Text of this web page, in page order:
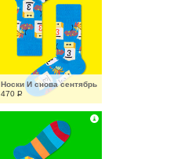
Носки И снова сентябрь
470 Р